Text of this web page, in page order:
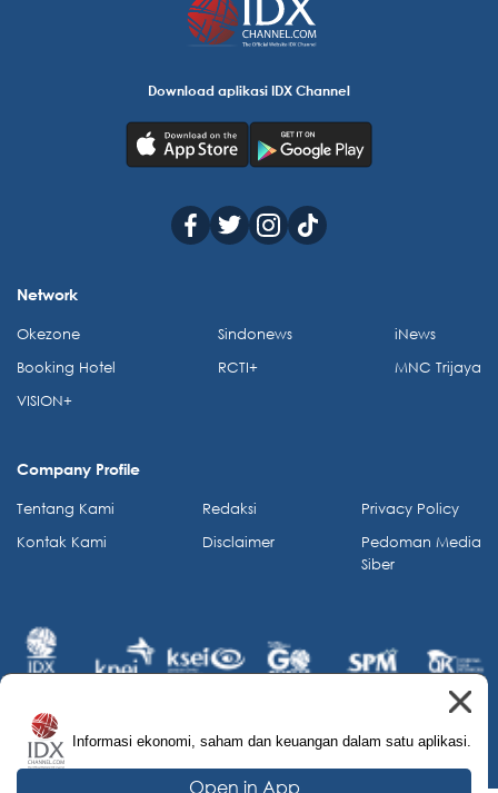
Informasi ekonomi, saham dan keuangan dalam satu aplikasi.
Open in App
Download aplikasi IDX Channel
Network
Okezone
Booking Hotel
VISION+
Sindonews
RCTI+
iNews
MNC Trijaya
Company Profile
Tentang Kami
Kontak Kami
Redaksi
Disclaimer
Privacy Policy
Pedoman Media
Siber
© 2026 IDX Channel. All Rights Reserved.